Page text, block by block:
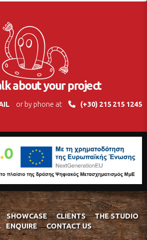
about your project
or by phone at (+30) 215 215 1245
SHOWCASE CLIENTS
THE STUDIO
ENQUIRE CONTACT US